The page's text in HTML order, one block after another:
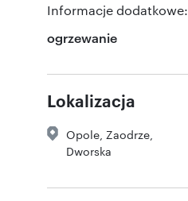
Informacje dodatkowe:
ogrzewanie
Lokalizacja
Opole Zaodrze
Dworska